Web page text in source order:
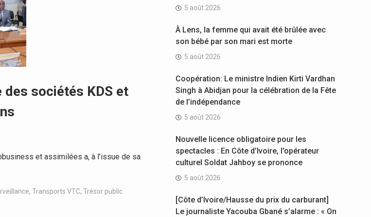
sociétés KDS et
et assimilées a, à l’issue de sa
, Transports VTC, Trésor public
5 août 2026
À Lens, la femme qui avait été brûlée avec
son bébé par son mari est morte
5 août 2026
Coopération: Le ministre Indien Kirti Vardhan
Singh à Abidjan pour la célébration de la Fête
de l’indépendance
5 août 2026
Nouvelle licence obligatoire pour les
spectacles : En Côte d’Ivoire, l’opérateur
culturel Soldat Jahboy se prononce
5 août 2026
[Côte d’Ivoire/Hausse du prix du carburant]
Le journaliste Yacouba Gbané s’alarme : « On